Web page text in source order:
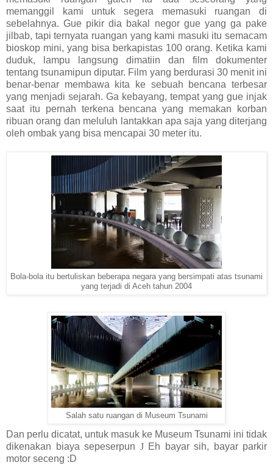
memanggil kami untuk segera memasuki ruangan di
sebelahnya. Gue pikir dia bakal negor gue yang ga pake
jilbab, tapi ternyata ruangan yang kami masuki itu semacam
bioskop mini, yang bisa berkapistas 100 orang. Ketika kami
duduk, lampu langsung dimatiin dan film dokumenter
tentang tsunamipun diputar. Film yang berdurasi 30 menit ini
benar-benar membawa kita ke sebuah bencana terbesar
yang menjadi sejarah. Ga kebayang, tempat yang gue injak
saat itu pernah terkena bencana yang memakan korban
ribuan orang dan meluluh lantakkan apa saja yang diterjang
oleh ombak yang bisa mencapai 30 meter itu.
Bola-bola itu bertuliskan beberapa negara yang bersimpati atas tsunami
yang terjadi di Aceh tahun 2004
Salah satu ruangan di Museum Tsunami
Dan perlu dicatat, untuk masuk ke Museum Tsunami ini tidak
dikenakan biaya sepeserpun JEh bayar sih, bayar parkir
motor seceng :D